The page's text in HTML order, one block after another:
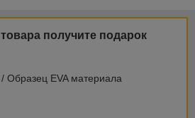
получите подарок
/ Образец EVA материала